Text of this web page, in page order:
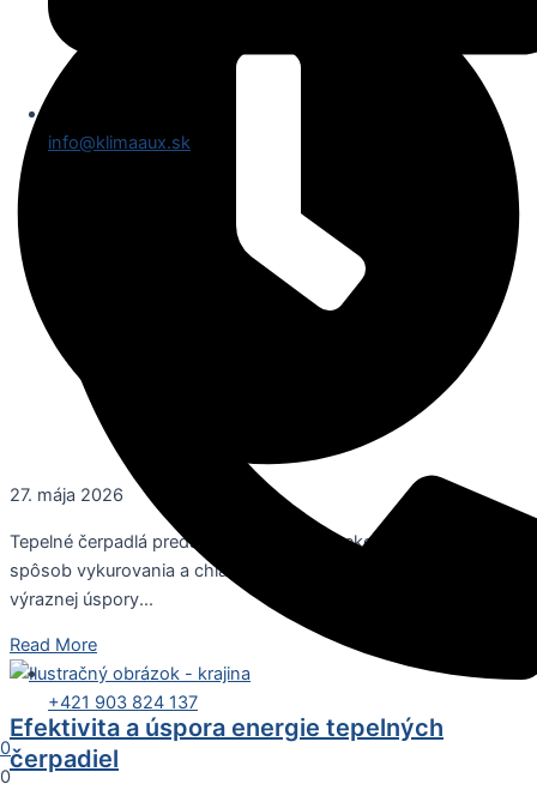
info@klimaaux.sk
+421 903 824 137
0
0
27. mája 2026
Tepelné čerpadlá predstavujú moderný a ekologicky udržateľný
spôsob vykurovania a chladenia domov. Ich výhody siahajú od
výraznej úspory...
Read More
Efektivita a úspora energie tepelných
čerpadiel